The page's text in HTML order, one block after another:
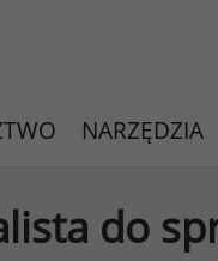
NARZĘDZIA
do